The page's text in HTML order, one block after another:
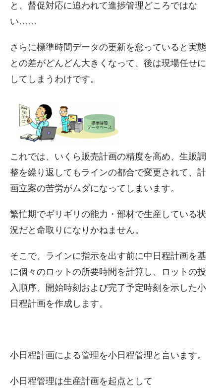
と、督促対応に追われて進捗管理どころではな
い……
さらに標準時間データの更新を怠っていると実態
との差がどんどん大きくなって、後は現場任せに
してしまうわけです。
これでは、いくら販売計画の精度を高め、生販調
整を繰り返してもラインの都合で変更されて、計
画立案の苦労がムダになってしまいます。
繁忙期でギリギリの能力・部材で生産している状
況だと命取りになりかねません。
そこで、ラインに指示を出す前に中日程計画を基
に個々のロットの所要時間を計算し、ロットの投
入順序、開始時刻および完了予定時刻を示した小
日程計画を作成します。
小日程計画による管理を小日程管理と言います。
小日程管理は生産計画を起点として